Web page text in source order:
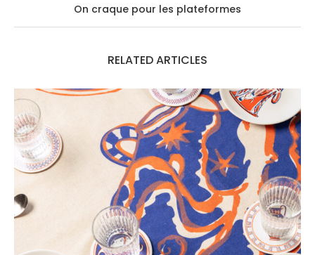
On craque pour les plateformes
RELATED ARTICLES